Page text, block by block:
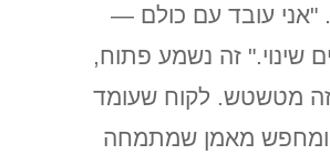
"אני עובד עם כולם —
שינוי." זה נשמע פתוח,
מטשטש. לקוח שעומד
ומחפש מאמן שמתמחה